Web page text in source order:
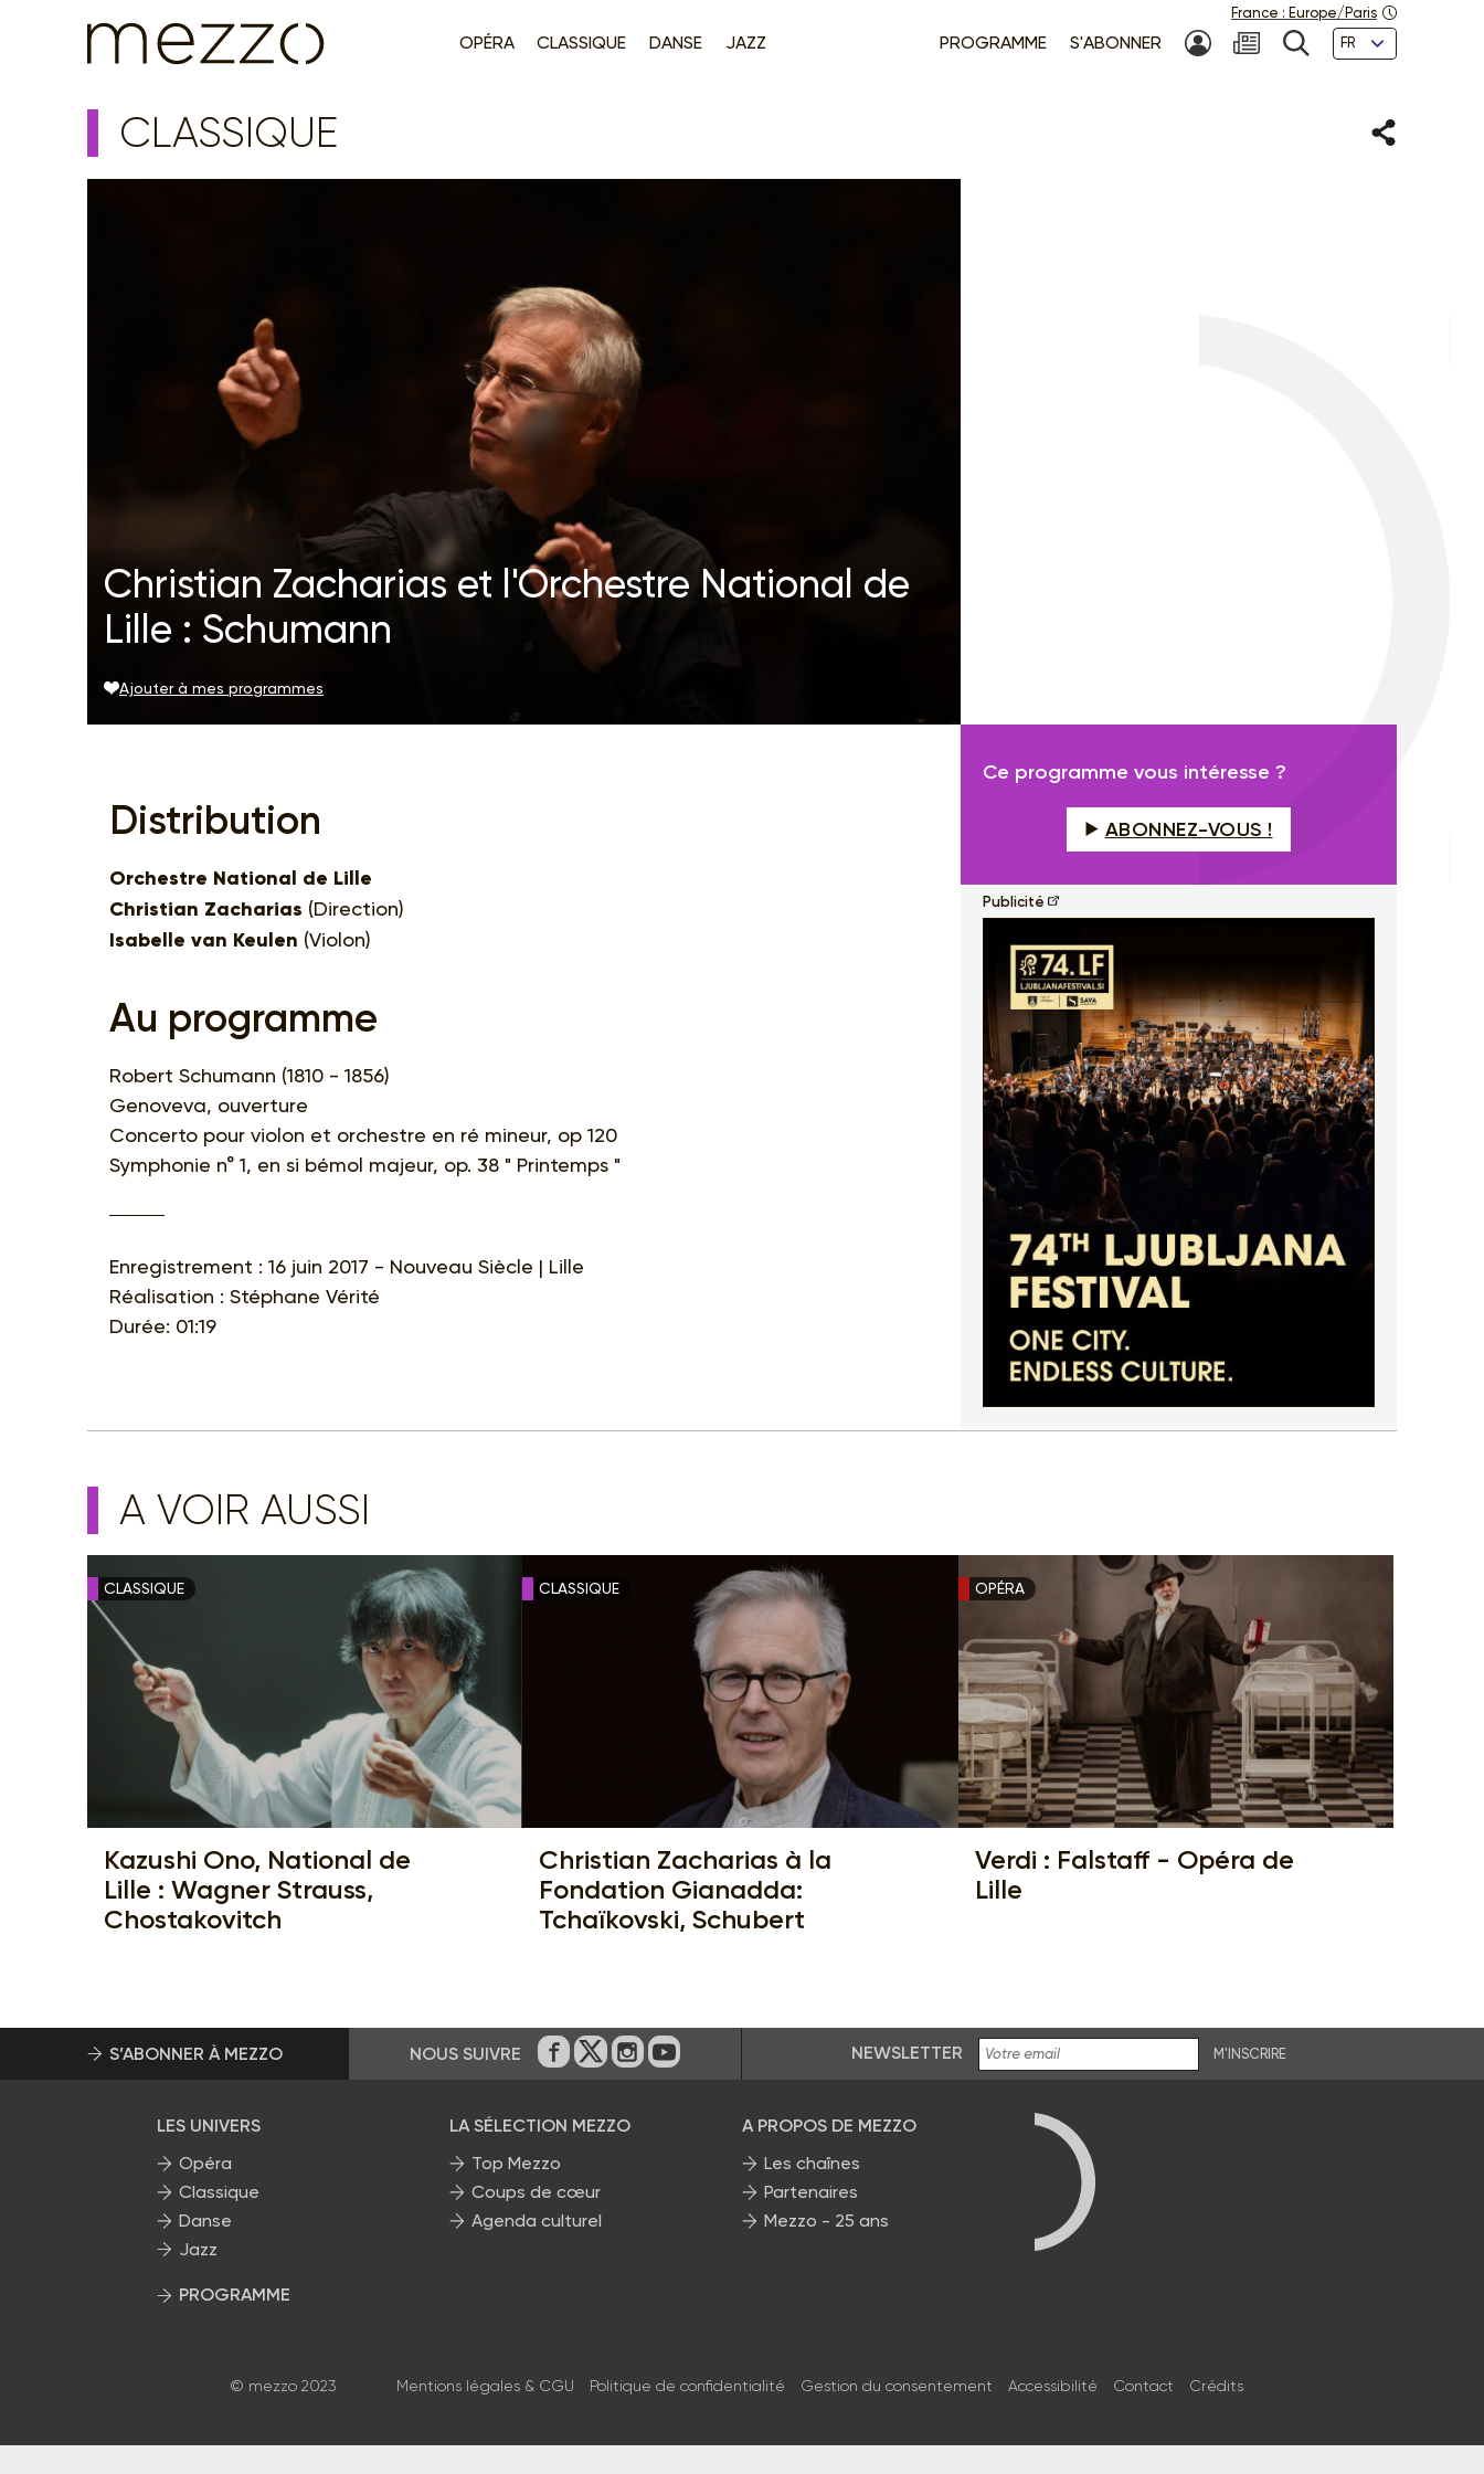
OPÉRA CLASSIQUE DANSE JAZZ PROGRAMME S'ABONNER MON COMPTE
NEWSLETTER
RECHERCHE
Langues
France : Europe/Paris
CLASSIQUE Partager
Christian Zacharias et l'Orchestre National de
Lille : Schumann
Ajouter à mes programmes
Distribution
Orchestre National de Lille
Christian Zacharias (Direction)
Isabelle van Keulen (Violon)
Au programme
Robert Schumann (1810 - 1856)
Genoveva, ouverture
Concerto pour violon et orchestre en ré mineur, op 120
Symphonie n° 1, en si bémol majeur, op. 38 " Printemps "
Enregistrement : 16 juin 2017 - Nouveau Siècle | Lille
Réalisation : Stéphane Vérité
Durée: 01:19
Ce programme vous intéresse ?
ABONNEZ-VOUS !
Publicité
A VOIR AUSSI
CLASSIQUE
Kazushi Ono, National de
Lille : Wagner Strauss,
Chostakovitch
CLASSIQUE
Christian Zacharias à la
Fondation Gianadda:
Tchaïkovski, Schubert
OPÉRA
Verdi : Falstaff - Opéra de
Lille
S’ABONNER À MEZZO NOUS SUIVRE Sur Facebook
Sur Twitter
Sur Instagram
Sur Youtube NEWSLETTER M'INSCRIRE
LES UNIVERS
Opéra
Classique
Danse
Jazz
PROGRAMME
LA SÉLECTION MEZZO
Top Mezzo
Coups de cœur
Agenda culturel
A PROPOS DE MEZZO
Les chaînes
Partenaires
Mezzo - 25 ans
© mezzo 2023 Mentions légales & CGU Politique de confidentialité Gestion du consentement Accessibilité Contact Crédits